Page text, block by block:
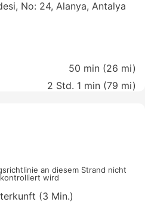
No: 24, Alanya, Antalya
50 min (26 mi)
2 Std. 1 min (79 mi)
an diesem Strand nicht
wird
(3 Min.)